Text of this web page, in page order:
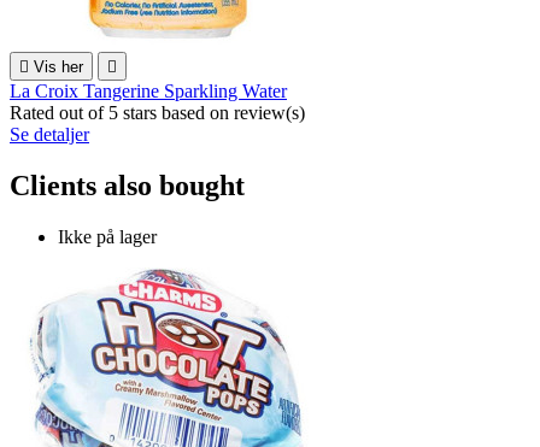
 Vis her 
La Croix Tangerine Sparkling Water
Rated out of 5 stars based on review(s)
Se detaljer
Clients also bought
Ikke på lager